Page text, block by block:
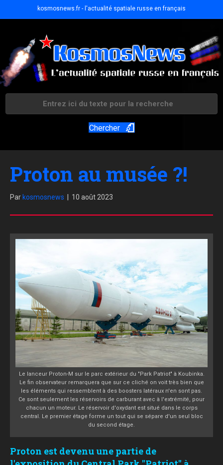
kosmosnews.fr - l'actualité spatiale russe en français
Chercher
Proton au musée ?!
Par kosmosnews 10 août 2023
Le lanceur Proton-M sur le parc extérieur du "Park Patriot" à Koubinka.
Le fin observateur remarquera que sur ce cliché on voit très bien que
les éléments qui ressemblent à des boosters latéraux n'en sont pas.
Ce sont seulement les réservoirs de carburant avec à l'extrémité, pour
chacun un moteur. Le réservoir d'oxydant est situé dans le corps
central. Le premier étage forme un tout qui se sépare d'un seul bloc
du second étage.
Proton est devenu une partie de